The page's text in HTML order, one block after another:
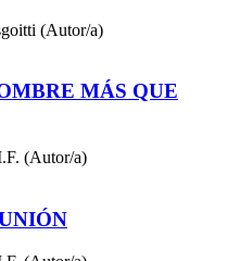
(Autor/a)
MÁS QUE
(Autor/a)